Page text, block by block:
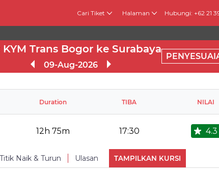
Cari Tiket Halaman Hubungi: +62 21
KYM Trans Bogor ke Surabaya
09-Aug-2026
Duration TIBA NILAI
12h 75m 17:30 4.3
Titik Naik & Turun Ulasan TAMPILKAN KURSI